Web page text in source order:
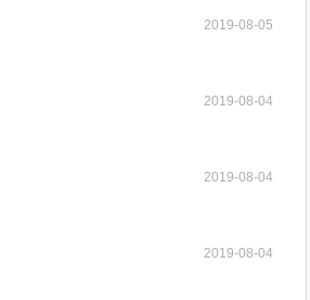
2019-08-05
2019-08-04
2019-08-04
2019-08-04